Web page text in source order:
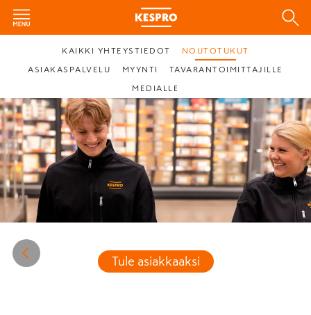
KAIKKI YHTEYSTIEDOT NOUTOTUKUT
ASIAKASPALVELU MYYNTI TAVARANTOIMITTAJILLE
MEDIALLE
Tule asiakkaaksi